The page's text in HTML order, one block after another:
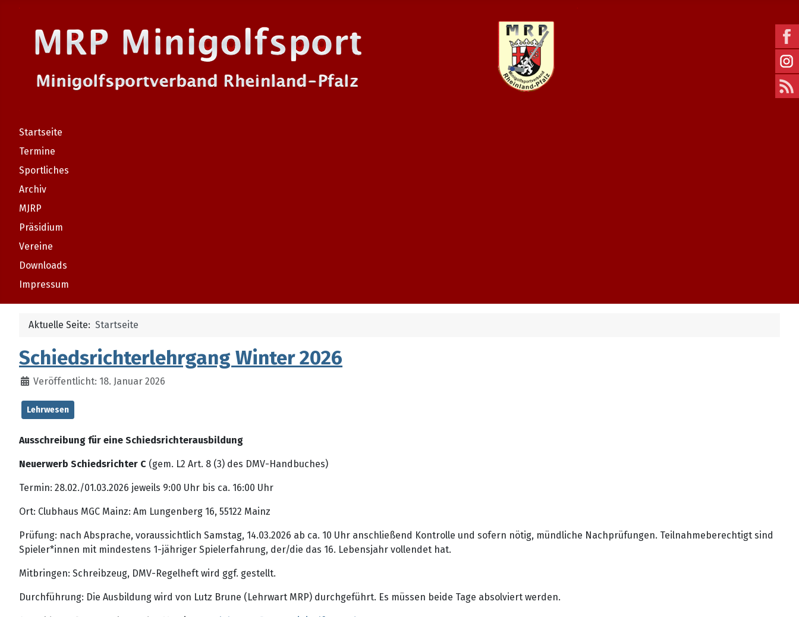
Startseite
Termine
Sportliches
Archiv
MJRP
Präsidium
Vereine
Downloads
Impressum
Aktuelle Seite: Startseite
Schiedsrichterlehrgang Winter 2026
Veröffentlicht: 18. Januar 2026
Lehrwesen
Ausschreibung für eine Schiedsrichterausbildung
Neuerwerb Schiedsrichter C (gem. L2 Art. 8 (3) des DMV-Handbuches)
Termin: 28.02./01.03.2026 jeweils 9:00 Uhr bis ca. 16:00 Uhr
Ort: Clubhaus MGC Mainz: Am Lungenberg 16, 55122 Mainz
Prüfung: nach Absprache, voraussichtlich Samstag, 14.03.2026 ab ca. 10 Uhr anschließend Kontrolle und sofern nötig, mündliche Nachprüfungen. Teilnahmeberechtigt sind
Spieler*innen mit mindestens 1-jähriger Spielerfahrung, der/die das 16. Lebensjahr vollendet hat.
Mitbringen: Schreibzeug, DMV-Regelheft wird ggf. gestellt.
Durchführung: Die Ausbildung wird von Lutz Brune (Lehrwart MRP) durchgeführt. Es müssen beide Tage absolviert werden.